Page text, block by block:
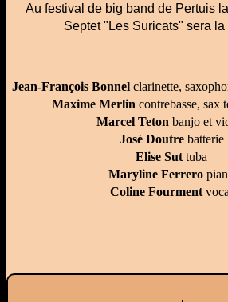
Au festival de big band de Pertuis
Septet "Les Suricats" sera la
Jean-François Bonnelclarinette,
Maxime Merlin contrebasse, sax
Marcel Teton banjo et
José Doutrebatterie
Elise Sut tuba
Maryline Ferrero
Coline Fourment